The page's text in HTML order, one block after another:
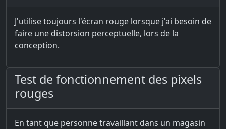
J'utilise toujours l'écran rouge lorsque j'ai besoin de
faire une distorsion perceptuelle, lors de la
conception.
Test de fonctionnement des pixels
rouges
En tant que personne travaillant dans un magasin